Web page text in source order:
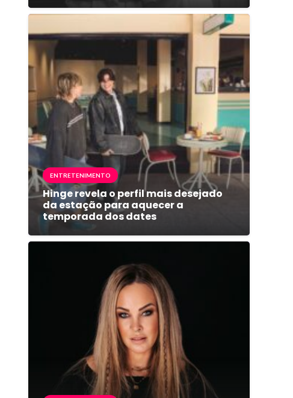
ENTRETENIMENTO
Hinge revela o perfil mais desejado
da estação para aquecer a
temporada dos dates